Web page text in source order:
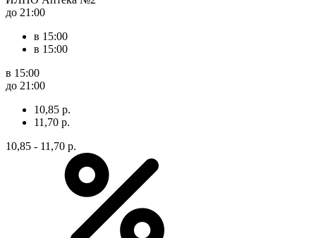
до 21:00
в 15:00
в 15:00
в 15:00
до 21:00
10,85 р.
11,70 р.
10,85 - 11,70 р.